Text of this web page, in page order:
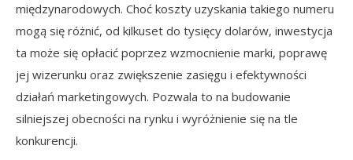
międzynarodowych. Choć koszty uzyskania takiego numeru
mogą się różnić, od kilkuset do tysięcy dolarów, inwestycja
ta może się opłacić poprzez wzmocnienie marki, poprawę
jej wizerunku oraz zwiększenie zasięgu i efektywności
działań marketingowych. Pozwala to na budowanie
silniejszej obecności na rynku i wyróżnienie się na tle
konkurencji.